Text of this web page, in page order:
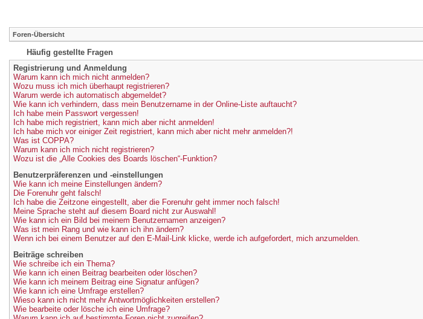
Foren-Übersicht
Häufig gestellte Fragen
Registrierung und Anmeldung
Warum kann ich mich nicht anmelden?
Wozu muss ich mich überhaupt registrieren?
Warum werde ich automatisch abgemeldet?
Wie kann ich verhindern, dass mein Benutzername in der Online-Liste auftaucht?
Ich habe mein Passwort vergessen!
Ich habe mich registriert, kann mich aber nicht anmelden!
Ich habe mich vor einiger Zeit registriert, kann mich aber nicht mehr anmelden?!
Was ist COPPA?
Warum kann ich mich nicht registrieren?
Wozu ist die „Alle Cookies des Boards löschen“-Funktion?
Benutzerpräferenzen und -einstellungen
Wie kann ich meine Einstellungen ändern?
Die Forenuhr geht falsch!
Ich habe die Zeitzone eingestellt, aber die Forenuhr geht immer noch falsch!
Meine Sprache steht auf diesem Board nicht zur Auswahl!
Wie kann ich ein Bild bei meinem Benutzernamen anzeigen?
Was ist mein Rang und wie kann ich ihn ändern?
Wenn ich bei einem Benutzer auf den E-Mail-Link klicke, werde ich aufgefordert, mich anzumelden.
Beiträge schreiben
Wie schreibe ich ein Thema?
Wie kann ich einen Beitrag bearbeiten oder löschen?
Wie kann ich meinem Beitrag eine Signatur anfügen?
Wie kann ich eine Umfrage erstellen?
Wieso kann ich nicht mehr Antwortmöglichkeiten erstellen?
Wie bearbeite oder lösche ich eine Umfrage?